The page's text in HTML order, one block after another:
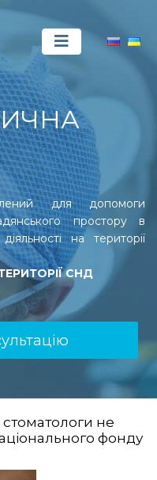
для допомоги
простору в
на території
СНД
стоматологи не
фонду